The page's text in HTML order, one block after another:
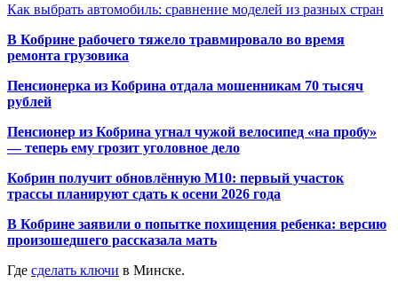
Как выбрать автомобиль: сравнение моделей из разных стран
В Кобрине рабочего тяжело травмировало во время
ремонта грузовика
Пенсионерка из Кобрина отдала мошенникам 70 тысяч
рублей
Пенсионер из Кобрина угнал чужой велосипед «на пробу»
— теперь ему грозит уголовное дело
Кобрин получит обновлённую М10: первый участок
трассы планируют сдать к осени 2026 года
В Кобрине заявили о попытке похищения ребенка: версию
произошедшего рассказала мать
Где сделать ключи в Минске.